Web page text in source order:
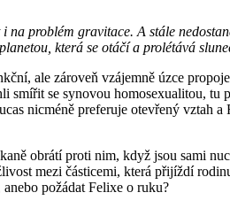
problém gravitace. A stále
která se otáčí a prolétává
ale zároveň vzájemně úzce
se synovou homosexualitou,
nicméně preferuje otevřený
obrátí proti nim, když jsou sami
mezi částicemi, která přijíždí
požádat Felixe o ruku?